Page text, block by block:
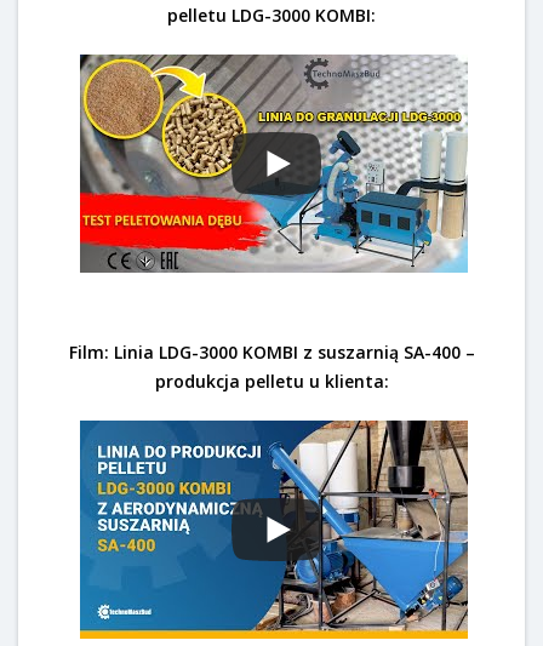
pelletu LDG-3000 KOMBI:
Film: Linia LDG-3000 KOMBI z suszarnią SA-400 –
produkcja pelletu u klienta: